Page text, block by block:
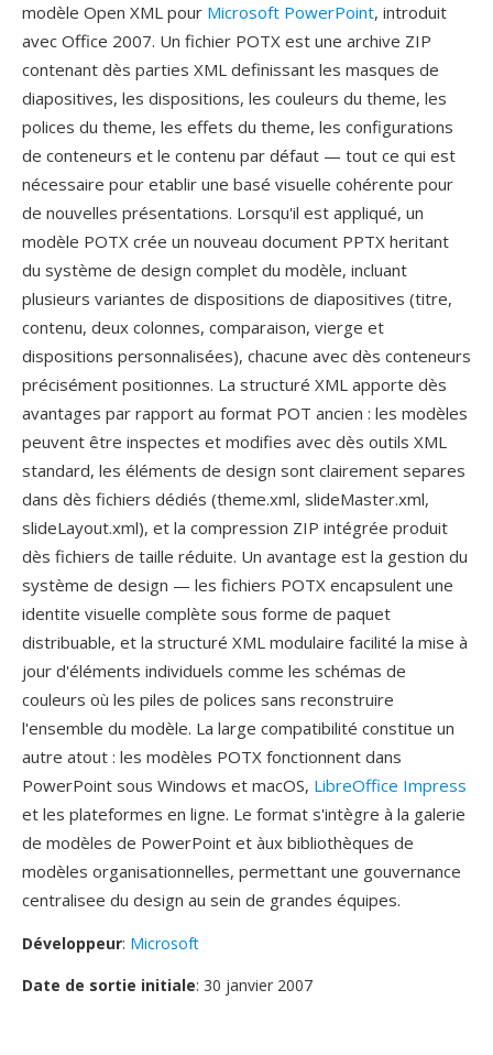
modèle Open XML pour Microsoft PowerPoint, introduit
avec Office 2007. Un fichier POTX est une archive ZIP
contenant dès parties XML definissant les masques de
diapositives, les dispositions, les couleurs du theme, les
polices du theme, les effets du theme, les configurations
de conteneurs et le contenu par défaut — tout ce qui est
nécessaire pour etablir une basé visuelle cohérente pour
de nouvelles présentations. Lorsqu'il est appliqué, un
modèle POTX crée un nouveau document PPTX heritant
du système de design complet du modèle, incluant
plusieurs variantes de dispositions de diapositives (titre,
contenu, deux colonnes, comparaison, vierge et
dispositions personnalisées), chacune avec dès conteneurs
précisément positionnes. La structuré XML apporte dès
avantages par rapport au format POT ancien : les modèles
peuvent être inspectes et modifies avec dès outils XML
standard, les éléments de design sont clairement separes
dans dès fichiers dédiés (theme.xml, slideMaster.xml,
slideLayout.xml), et la compression ZIP intégrée produit
dès fichiers de taille réduite. Un avantage est la gestion du
système de design — les fichiers POTX encapsulent une
identite visuelle complète sous forme de paquet
distribuable, et la structuré XML modulaire facilité la mise à
jour d'éléments individuels comme les schémas de
couleurs où les piles de polices sans reconstruire
l'ensemble du modèle. La large compatibilité constitue un
autre atout : les modèles POTX fonctionnent dans
PowerPoint sous Windows et macOS, LibreOffice Impress
et les plateformes en ligne. Le format s'intègre à la galerie
de modèles de PowerPoint et àux bibliothèques de
modèles organisationnelles, permettant une gouvernance
centralisee du design au sein de grandes équipes.
Développeur: Microsoft
Date de sortie initiale: 30 janvier 2007